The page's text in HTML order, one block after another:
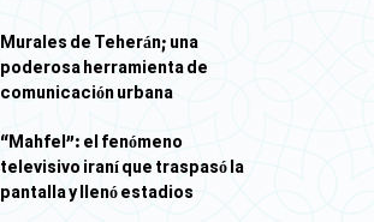
Murales de Teherán; una
poderosa herramienta de
comunicación urbana
“Mahfel”: el fenómeno
televisivo iraní que traspasó la
pantalla y llenó estadios